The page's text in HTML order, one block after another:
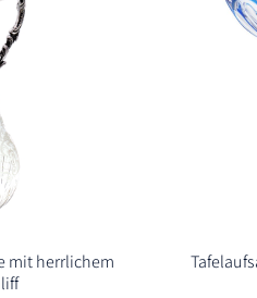
mit herrlichem